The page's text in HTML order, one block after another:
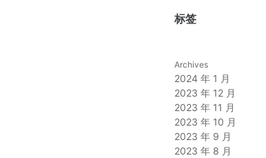
标签
Archives
2024 年 1 月
2023 年 12 月
2023 年 11 月
2023 年 10 月
2023 年 9 月
2023 年 8 月